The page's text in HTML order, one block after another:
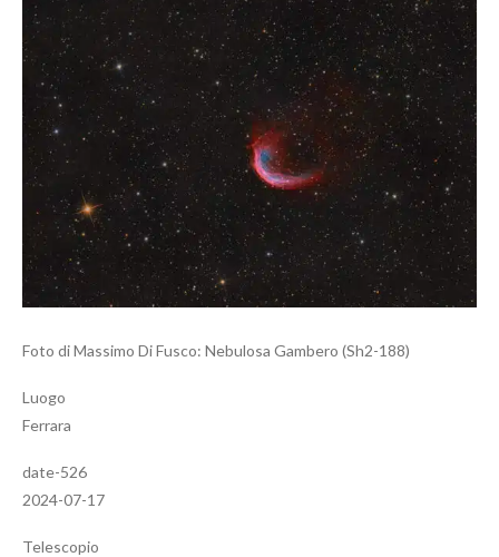
Foto di Massimo Di Fusco: Nebulosa Gambero (Sh2-188)
Luogo
Ferrara
date-526
2024-07-17
Telescopio